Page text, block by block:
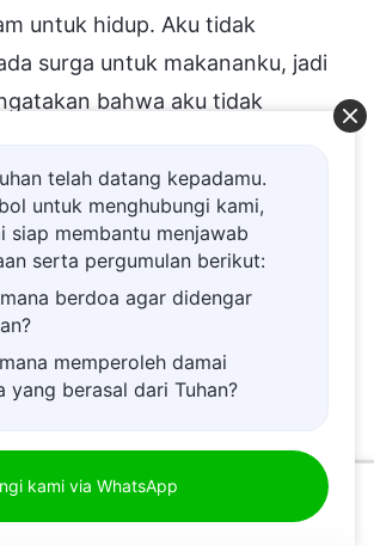
untuk hidup. Aku tidak
surga untuk makananku, jadi
bahwa aku tidak
oleh Tuhan. Lingkungan
memberiku apa pun."
mengatakan bahwa
tanam untuk hidupmu,
engkau makan biji-bijian?
memakan daging dan telur?
memakan sayur dan buah?
engkau makan, semua hal ini
tidak dapat dipisahkan
untuk kelangsungan hidup yang
telah datang kepadamu.
untuk menghubungi kami,
siap membantu menjawab
serta pergumulan berikut:
berdoa agar didengar
memperoleh damai
yang berasal dari Tuhan?
Tuhan.
menyambut kedatangan
kami via WhatsApp
Tuhan yang Unik IX